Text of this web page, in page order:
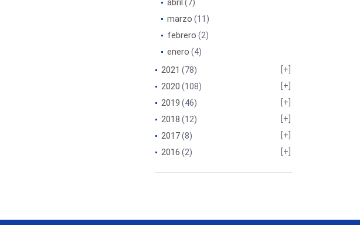
abril (7)
marzo (11)
febrero (2)
enero (4)
2021 (78)
2020 (108)
2019 (46)
2018 (12)
2017(8)
2016 (2)